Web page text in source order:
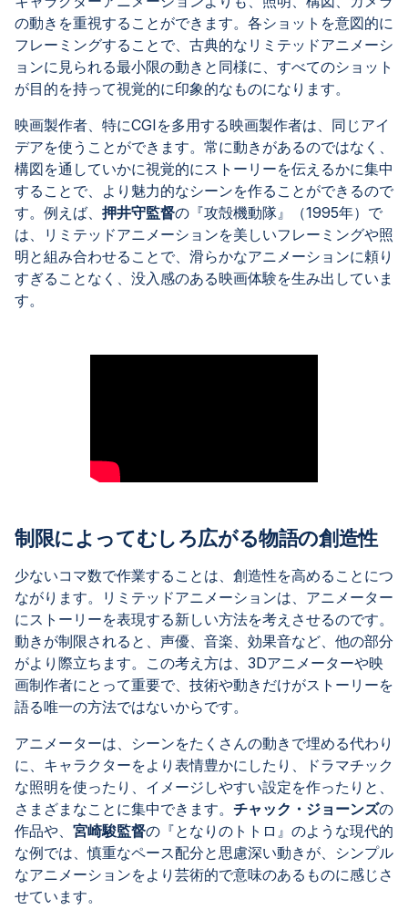
の動きを重視することができます。各ショットを意図的に
フレーミングすることで、古典的なリミテッドアニメーシ
ョンに見られる最小限の動きと同様に、すべてのショット
が目的を持って視覚的に印象的なものになります。
映画製作者、特にCGIを多用する映画製作者は、同じアイ
デアを使うことができます。常に動きがあるのではなく、
構図を通していかに視覚的にストーリーを伝えるかに集中
することで、より魅力的なシーンを作ることができるので
す。例えば、 押井守監督の『攻殻機動隊』（1995年）で
は、リミテッドアニメーションを美しいフレーミングや照
明と組み合わせることで、滑らかなアニメーションに頼り
すぎることなく、没入感のある映画体験を生み出していま
す。
制限によってむしろ広がる物語の創造性
少ないコマ数で作業することは、創造性を高めることにつ
ながります。リミテッドアニメーションは、アニメーター
にストーリーを表現する新しい方法を考えさせるのです。
動きが制限されると、声優、音楽、効果音など、他の部分
がより際立ちます。この考え方は、3Dアニメーターや映
画制作者にとって重要で、技術や動きだけがストーリーを
語る唯一の方法ではないからです。
アニメーターは、シーンをたくさんの動きで埋める代わり
に、キャラクターをより表情豊かにしたり、ドラマチック
な照明を使ったり、イメージしやすい設定を作ったりと、
さまざまなことに集中できます。 チャック・ジョーンズの
作品や、 宮崎駿監督の『となりのトトロ』のような現代的
な例では、慎重なペース配分と思慮深い動きが、シンプル
なアニメーションをより芸術的で意味のあるものに感じさ
せています。